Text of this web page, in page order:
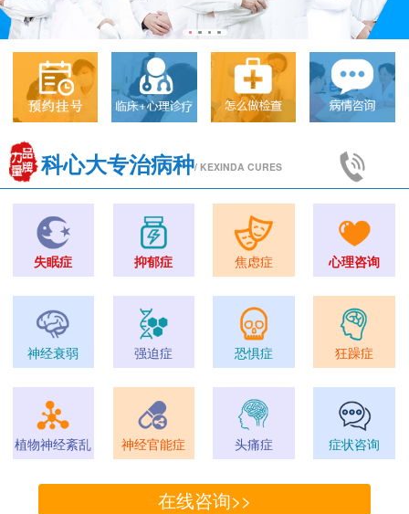
科心大专治病种/ KEXINDA CURES
失眠症 抑郁症 焦虑症 心理咨询
神经衰弱 强迫症 恐惧症 狂躁症
植物神经紊乱 神经官能症 头痛症 症状咨询
在线咨询>>